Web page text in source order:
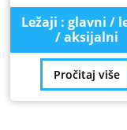
Ležaji : glavni /
/ aksijalni
Pročitaj više